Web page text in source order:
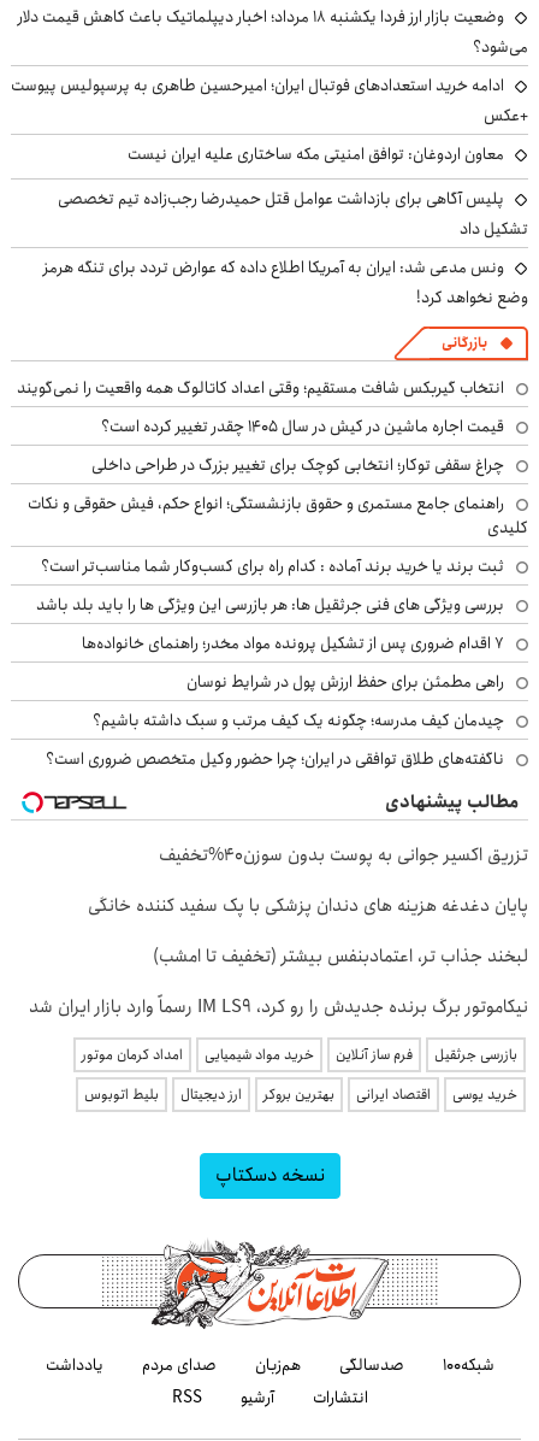
وضعیت بازار ارز فردا یکشنبه ۱۸ مرداد؛ اخبار دیپلماتیک باعث کاهش قیمت دلار
می‌شود؟
ادامه خرید استعدادهای فوتبال ایران؛ امیرحسین طاهری به پرسپولیس پیوست
+عکس
معاون اردوغان: توافق امنیتی مکه ساختاری علیه ایران نیست
پلیس آگاهی برای بازداشت عوامل قتل حمیدرضا رجب‌زاده تیم تخصصی
تشکیل داد
ونس مدعی شد: ایران به آمریکا اطلاع داده که عوارض تردد برای تنگه هرمز
وضع نخواهد کرد!
بازرگانی
انتخاب گیربکس شافت مستقیم؛ وقتی اعداد کاتالوگ همه واقعیت را نمی‌گویند
قیمت اجاره ماشین در کیش در سال ۱۴۰۵ چقدر تغییر کرده است؟
چراغ سقفی توکار؛ انتخابی کوچک برای تغییر بزرگ در طراحی داخلی
راهنمای جامع مستمری و حقوق بازنشستگی؛ انواع حکم، فیش حقوقی و نکات
کلیدی
ثبت برند یا خرید برند آماده : کدام راه برای کسب‌وکار شما مناسب‌تر است؟
بررسی ویژگی های فنی جرثقیل ها: هر بازرسی این ویژگی ها را باید بلد باشد
۷ اقدام ضروری پس از تشکیل پرونده مواد مخدر؛ راهنمای خانواده‌ها
راهی مطمئن برای حفظ ارزش پول در شرایط نوسان
چیدمان کیف مدرسه؛ چگونه یک کیف مرتب و سبک داشته باشیم؟
ناگفته‌های طلاق توافقی در ایران؛ چرا حضور وکیل متخصص ضروری است؟
مطالب پیشنهادی
تزریق اکسیر جوانی به پوست بدون سوزن40%تخفیف
پایان دغدغه هزینه های دندان پزشکی با پک سفید کننده خانگی
لبخند جذاب تر، اعتمادبنفس بیشتر (تخفیف تا امشب)
نیکاموتور برگ برنده جدیدش را رو کرد، IM LS9 رسماً وارد بازار ایران شد
بازرسی جرثقیل فرم ساز آنلاین خرید مواد شیمیایی
امداد کرمان موتور
خرید یوسی
اقتصاد ایرانی بهترین بروکر ارز دیجیتال بلیط اتوبوس
نسخه دسکتاپ
شبکه۱۰۰ صدسالگی هم‌زبان صدای مردم
یادداشت
انتشارات
آرشیو RSS